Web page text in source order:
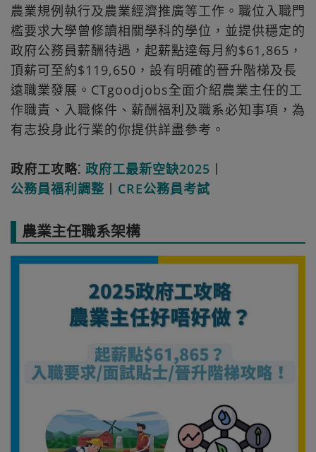
農業規例執行及農業經濟推廣等工作。職位入職門
檻要求大學曾修讀相關學科的學位，並提供穩定的
政府公務員薪酬待遇，起薪點達每月約$61,865，
頂薪可至約$119,650，設有明確的晉升階梯及長
遠職業發展。CTgoodjobs全面介紹農業主任的工
作職責、入職條件、薪酬福利及職系必知事項，為
有志投身此行業的你提供詳盡參考。
政府工攻略⁚ 政府工最新空缺2025 丨
公務員福利調整 丨 CRE公務員考試
農業主任職系架構